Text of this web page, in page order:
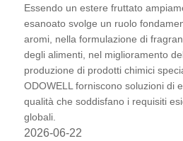
Essendo un estere fruttato
esanoato svolge un ruolo
aromi, nella formulazione di
degli alimenti, nel miglioramento
produzione di prodotti chimici
ODOWELL forniscono soluzioni di
qualità che soddisfano i requisiti
globali.
2026-06-22